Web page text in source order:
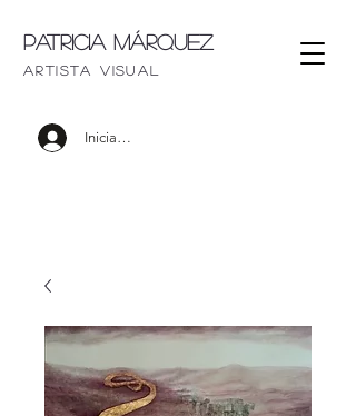
Patricia Márquez
artista visu al
Iniciar sesión